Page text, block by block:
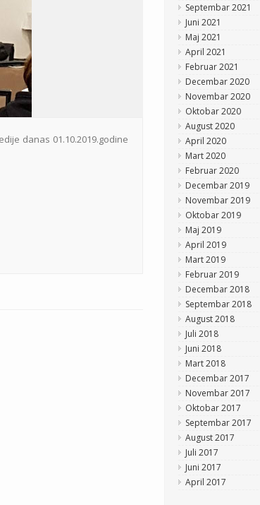
danas 01.10.2019.godine
Septembar 2021
Juni 2021
Maj 2021
April 2021
Februar 2021
Decembar 2020
Novembar 2020
Oktobar 2020
August 2020
April 2020
Mart 2020
Februar 2020
Decembar 2019
Novembar 2019
Oktobar 2019
Maj 2019
April 2019
Mart 2019
Februar 2019
Decembar 2018
Septembar 2018
August 2018
Juli 2018
Juni 2018
Mart 2018
Decembar 2017
Novembar 2017
Oktobar 2017
Septembar 2017
August 2017
Juli 2017
Juni 2017
April 2017